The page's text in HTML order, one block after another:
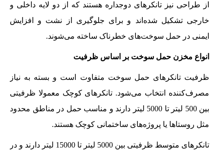
از طراحی نیز تانکرهای دوجداره هستند که از دو لایه داخلی و
خارجی تشکیل شده‌اند و برای جلوگیری از نشت و افزایش
ایمنی در حمل سوخت‌های خطرناک ساخته می‌شوند.
انواع مخزن حمل سوخت بر اساس ظرفیت
ظرفیت تانکرهای حمل سوخت متفاوت است و بسته به نیاز
مصرف‌کننده انتخاب می‌شود. تانکرهای کوچک معمولا ظرفیتی
بین 500 لیتر تا 5000 لیتر دارند و مناسب حمل در مناطق محدود
مثل روستاها یا پروژه‌های ساختمانی کوچک هستند.
تانکرهای متوسط ظرفیتی بین 5000 لیتر تا 15000 لیتر دارند و در